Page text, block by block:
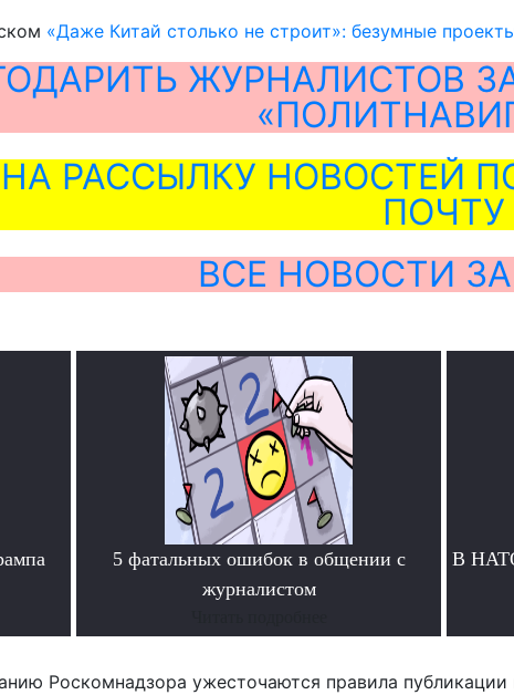
«Даже Китай столько не строит»: безумные
ЖУРНАЛИСТОВ
РАССЫЛКУ НОВОСТЕЙ
ПОЧТУ
ВСЕ НОВОСТИ
5 фатальных ошибок в общении с
журналистом
В НАТО
Роскомнадзора ужесточаются правила публикации